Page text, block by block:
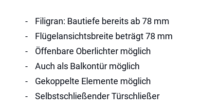
filigran: Bautiefe bereits ab 78 mm
Flügelansichtsbreite beträgt 78 mm
öffenbare Oberlichter möglich
auch als Balkontür möglich
gekoppelte Elemente möglich
selbstschließender Türschließer